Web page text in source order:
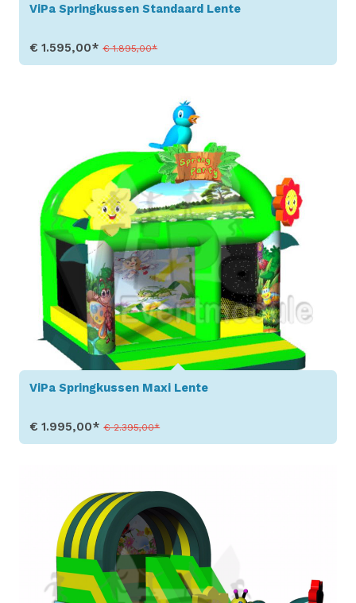
ViPa Springkussen Standaard Lente
€ 1.595,00*€ 1.895,00*
ViPa Springkussen Maxi Lente
€ 1.995,00*€ 2.395,00*